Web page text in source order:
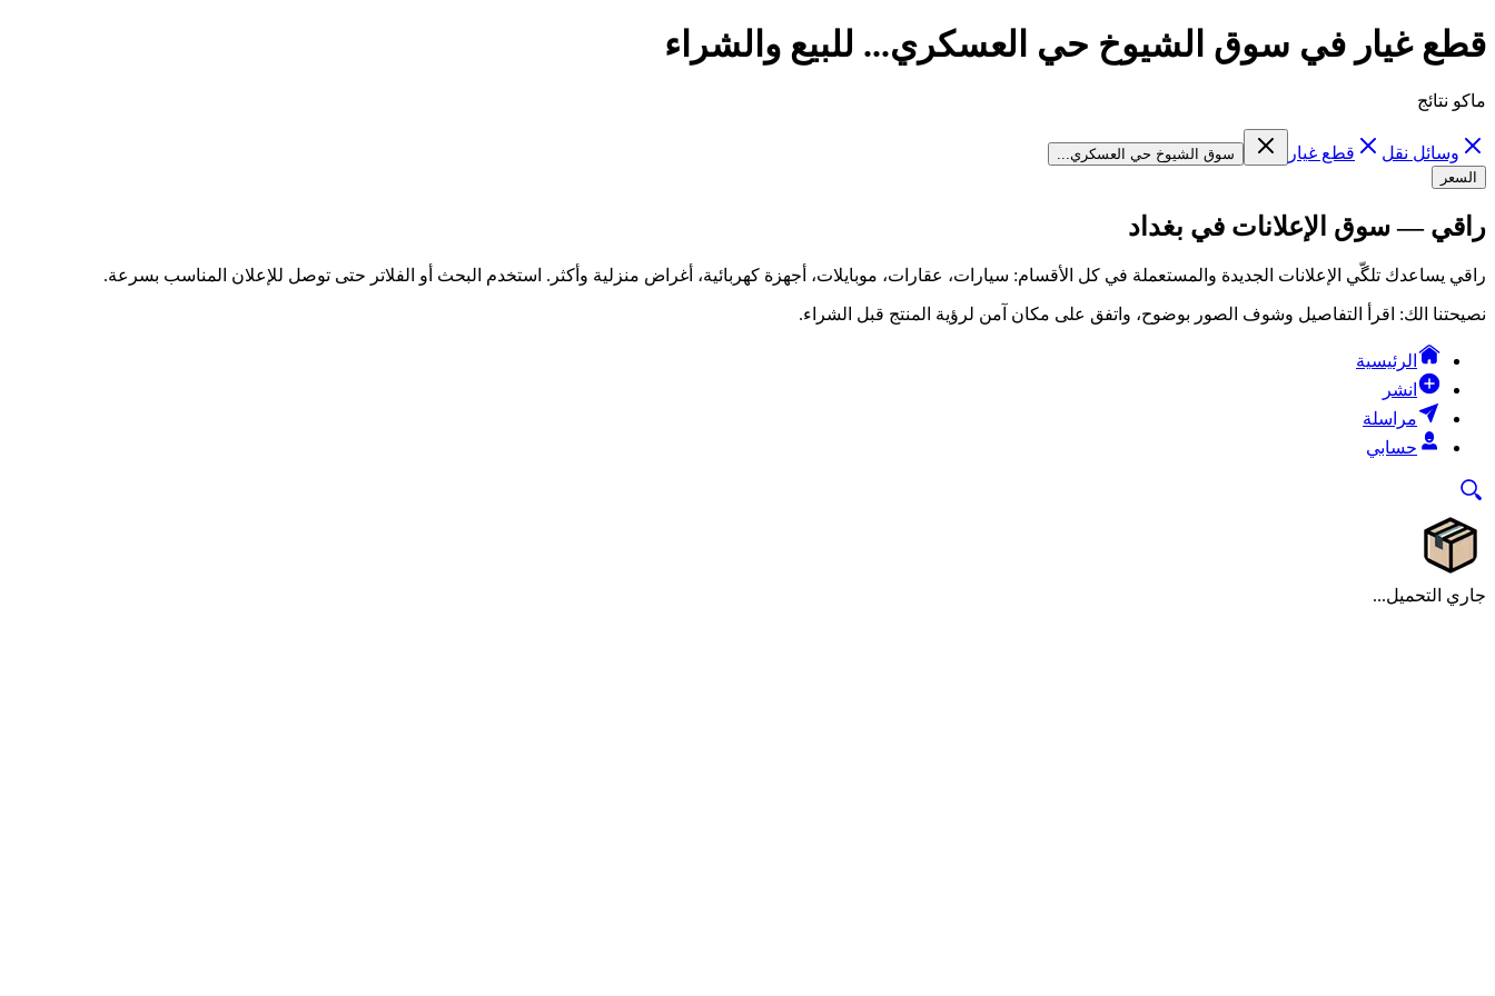
قطع غيار في سوق الشيوخ حي العسكري... للبيع والشراء
ماكو نتائج
وسائل نقل قطع غيار
سوق الشيوخ حي العسكري...
السعر
راقي — سوق الإعلانات في بغداد
راقي يساعدك تلگّي الإعلانات الجديدة والمستعملة في كل الأقسام: سيارات، عقارات، موبايلات، أجهزة كهربائية، أغراض منزلية وأكثر. استخدم البحث أو الفلاتر حتى توصل للإعلان المناسب بسرعة.
نصيحتنا الك: اقرأ التفاصيل وشوف الصور بوضوح، واتفق على مكان آمن لرؤية المنتج قبل الشراء.
الرئيسية
انشر
مراسلة
حسابي
جاري التحميل...